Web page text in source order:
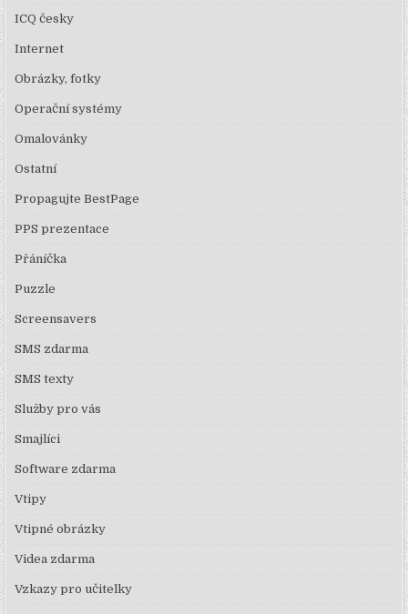
ICQ česky
Internet
Obrázky, fotky
Operační systémy
Omalovánky
Ostatní
Propagujte BestPage
PPS prezentace
Přáníčka
Puzzle
Screensavers
SMS zdarma
SMS texty
Služby pro vás
Smajlíci
Software zdarma
Vtipy
Vtipné obrázky
Videa zdarma
Vzkazy pro učitelky